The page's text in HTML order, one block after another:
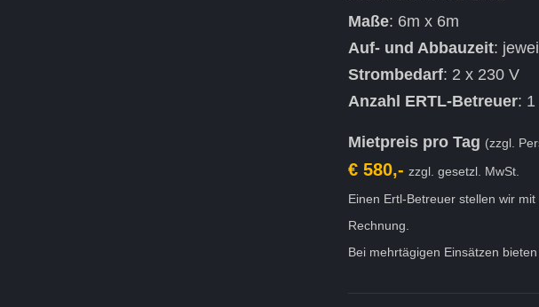
Maße: 6m x 6m
Auf- und Abbauzeit:
Strombedarf: 2 x 230 V
Anzahl ERTL-Betreuer:
Mietpreis pro Tag (zzgl.
€ 580,- zzgl. gesetzl. MwSt.
Einen Ertl-Betreuer stellen wir
Rechnung.
Bei mehrtägigen Einsätzen